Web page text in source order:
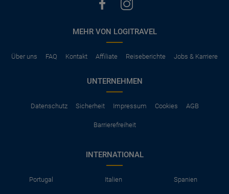
Parkhäuser, Maut, Steuern, Strafzettel
Kindersitze, GPS, Schneeketten
MEHR VON LOGITRAVEL
Über uns FAQ Kontakt Affiliate Reiseberichte Jobs & Karriere
UNTERNEHMEN
Datenschutz Sicherheit Impressum Cookies AGB
Barrierefreiheit
INTERNATIONAL
Portugal Italien Spanien